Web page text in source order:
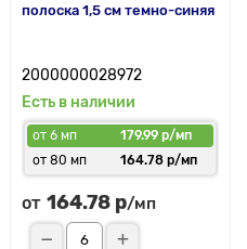
полоска 1,5 см темно-синяя
2000000028972
Есть в наличии
от 6 мп
179.99 р/мп
от 80 мп
164.78 р/мп
от 164.78 р/мп